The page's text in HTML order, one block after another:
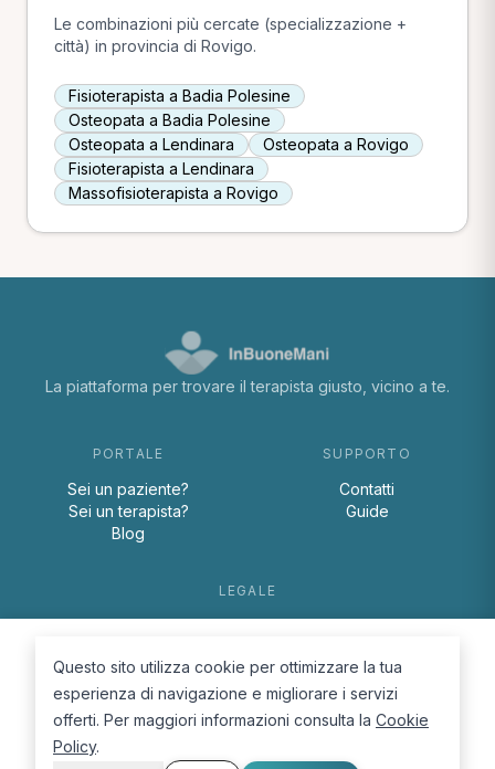
Le combinazioni più cercate (specializzazione +
città) in provincia di Rovigo.
Fisioterapista a Badia Polesine
Osteopata a Badia Polesine
Osteopata a Lendinara
Osteopata a Rovigo
Fisioterapista a Lendinara
Massofisioterapista a Rovigo
La piattaforma per trovare il terapista giusto, vicino a te.
PORTALE
Sei un paziente?
Sei un terapista?
Blog
SUPPORTO
Contatti
Guide
LEGALE
Cookie Policy
Questo sito utilizza cookie per ottimizzare la tua
esperienza di navigazione e migliorare i servizi
offerti. Per maggiori informazioni consulta la Cookie
Policy.